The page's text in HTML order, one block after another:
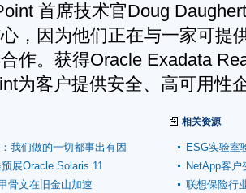
首席技术官Doug
，因为他们正在与一家可提
作。获得Oracle Exadata
为客户提供安全、高可用性
我们做的一切都事出有因
展Oracle Solaris 11
骨文在旧金山加速
相关资源
ESG实验室
NetApp客
联想保险行